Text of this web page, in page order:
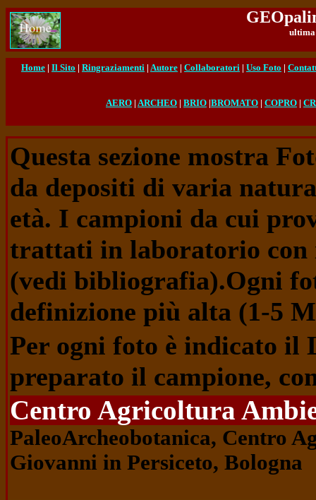
Home | Il Sito | Ringraziamenti | Autore | Collaboratori | Uso Foto |
AERO | ARCHEO | BRIO |BROMATO | COPRO |
Questa sezione mostra
da depositi di varia
età. I campioni da cui
trattati in laboratorio
(vedi bibliografia).Ogni
definizione più alta (1-5
Per ogni foto è indicato il
preparato il campione,
Centro Agricoltura
PaleoArcheobotanica, Centro
Giovanni in Persiceto, Bologna